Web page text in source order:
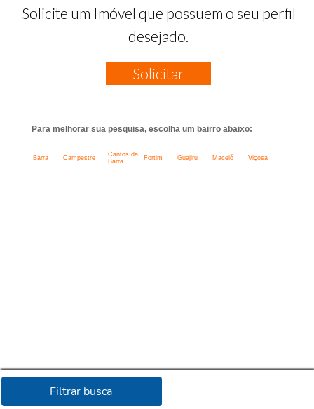
Filtrar busca
Solicite um Imóvel que possuem o seu perfil
desejado.
Solicitar
Para melhorar sua pesquisa, escolha um bairro abaixo:
Barra Campestre
Cantos da
Barra
Fortim Guajiru Maceió Viçosa